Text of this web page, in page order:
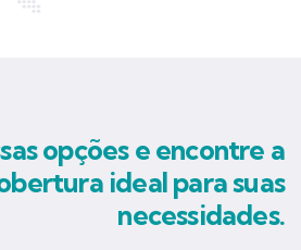
opções e encontre a
ideal para suas
necessidades.